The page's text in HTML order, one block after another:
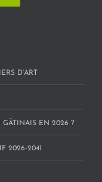
D’ART
GÂTINAIS EN 2026 ?
2026-2041